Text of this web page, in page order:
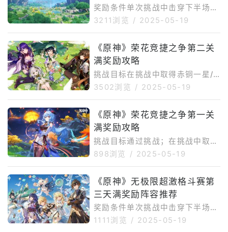
奖励条件单次挑战中击穿下半场强
敌生命值5/40/200/900次敌人阵
【下半场】秘源机兵·构型械场地
增益【上半场】提升支持率，为下
半场的战斗获得可叠加的增益。每
次队伍中的角色触发「夜魂迸发」
时，支持率都将会上升。【下半
0%。角色触发「夜魂迸发」时将
在敌人的位置释放「爆震」，对附
近的敌人造成真实伤害；②角色
造成的
3211浏览 / 2025-05-19
《原神》荣花竞捷之争第二关
满奖励攻略
挑战目标在挑战中取得赤铜一星/
亮银一星/曜金一星/曜金二星评价
礁之涛/穿浪之梭、打手丘丘人阵
容推荐※建议按照自己的练度选择
最强阵容，优先对群能力强的角色
或增伤辅助瓦雷莎、玛薇卡、夏沃
蕾、伊安珊瓦雷莎、香菱、夏沃
娜、闲云瓦雷莎、玛薇卡、芙宁
娜、希诺宁关卡攻略在关卡选择界
面可以选择难度，极难才能获得曜
金评价。
3502浏览 / 2025-05-19
《原神》荣花竞捷之争第一关
满奖励攻略
挑战目标通过挑战；在挑战中取得
赤铜/亮银/曜金评价敌方阵容秘源
龙武士·破空轰动、突角龙、水/雷
丘丘萨满、熔岩游像·流燃体阵容
推荐※大本营的BOSS血量较多，
建议按照自己的练度选择最强阵
容，可以通过食物获得增益效果玛
898浏览 / 2025-05-19
《原神》无极限超激格斗赛第
三天满奖励阵容推荐
奖励条件单次挑战中击穿下半场强
敌生命值5/40/200/900次敌人阵
1111浏览 / 2025-05-19